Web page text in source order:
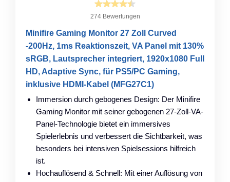
274 Bewertungen
Minifire Gaming Monitor 27 Zoll Curved
-200Hz, 1ms Reaktionszeit, VA Panel mit 130%
sRGB, Lautsprecher integriert, 1920x1080 Full
HD, Adaptive Sync, für PS5/PC Gaming,
inklusive HDMI-Kabel (MFG27C1)
Immersion durch gebogenes Design: Der Minifire
Gaming Monitor mit seiner gebogenen 27-Zoll-VA-
Panel-Technologie bietet ein immersives
Spielerlebnis und verbessert die Sichtbarkeit, was
besonders bei intensiven Spielsessions hilfreich
ist.
Hochauflösend & Schnell: Mit einer Auflösung von